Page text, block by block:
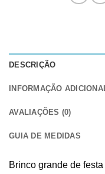
DESCRIÇÃO
INFORMAÇÃO
AVALIAÇÕES (0)
GUIA DE MEDIDAS
Brinco grande de